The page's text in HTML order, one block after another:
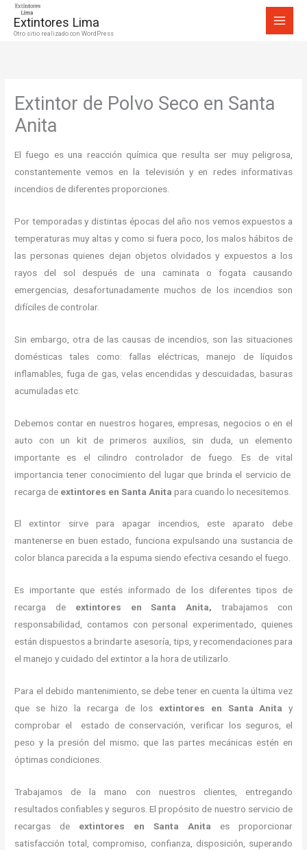
Extintores Lima
Otro sitio realizado con WordPress
Extintor de Polvo Seco en Santa
Anita
El fuego es una reacción química que resulta ser muy peligrosa,
constantemente vemos en la televisión y en redes informativas
incendios de diferentes proporciones.
Por temporadas y distintas épocas del año nos vemos expuestos a
temperaturas muy altas y como si fuera poco, los malos hábitos de
las personas quienes dejan objetos olvidados y expuestos a los
rayos del sol después de una caminata o fogata causando
emergencias, desafortunadamente muchos de los incendios son
difíciles de controlar.
Sin embargo, otra de las causas de incendios, son las situaciones
domésticas tales como: fallas eléctricas, manejo de líquidos
inflamables, fuga de gas, velas encendidas y descuidadas, basuras
acumuladas etc.
Debemos contar en nuestros hogares, empresas, negocios o en el
auto con un kit de primeros auxilios, sin duda, un elemento
importante es el cilindro controlador de fuego. Es de vital
importancia tener conocimiento del lugar que brinda el servicio de
recarga de extintores en Santa Anitapara cuando lo necesitemos.
El extintor sirve para apagar incendios, este aparato debe
mantenerse en buen estado, funciona expulsando una sustancia de
color blanca parecida a la espuma siendo efectiva cesando el fuego.
Es importante que estés informado de los diferentes tipos de
recarga de extintores en Santa Anita,trabajamos con
responsabilidad, contamos con personal experimentado, quienes
están dispuestos a brindarte asesoría, tips, y recomendaciones para
el manejo y cuidado del extintor a la hora de utilizarlo.
Para el debido mantenimiento, se debe tener en cuenta la última vez
que se hizo la recarga de los extintores en Santa Anita y
comprobar el estado de conservación, verificar los seguros, el
peso y la presión del mismo; que las partes mecánicas estén en
óptimas condiciones.
Trabajamos de la mano con nuestros clientes, entregando
resultados confiables y seguros. El propósito de nuestro servicio de
recargas de extintores en Santa Anita es proporcionar
satisfacción total, compromiso, confianza, disposición, superando